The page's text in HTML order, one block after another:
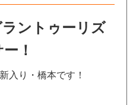
ントゥーリズ
！
入り・橋本です！